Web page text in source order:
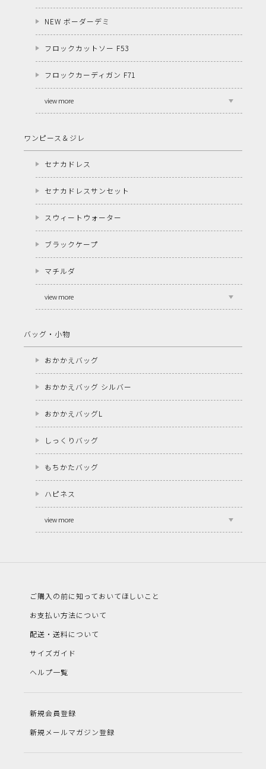
NEW ボーダーデミ
フロックカットソー F53
フロックカーディガン F71
view more
ワンピース＆ジレ
セナカドレス
セナカドレスサンセット
スウィートウォーター
ブラックケープ
マチルダ
view more
バッグ・小物
おかかえバッグ
おかかえバッグ シルバー
おかかえバッグL
しっくりバッグ
もちかたバッグ
ハピネス
view more
ご購入の前に知っておいてほしいこと
お支払い方法について
配送・送料について
サイズガイド
ヘルプ一覧
新規会員登録
新規メールマガジン登録